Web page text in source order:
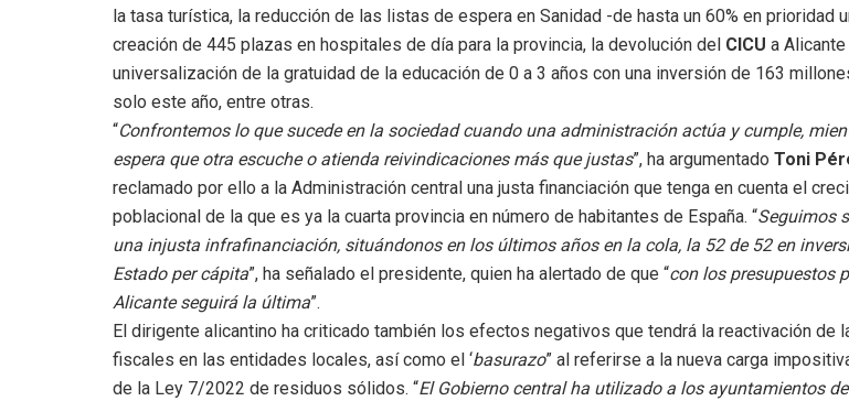
la tasa turística, la reducción de las listas de espera en Sanidad -de hasta un 60% en prioridad
creación de 445 plazas en hospitales de día para la provincia, la devolución del CICU a
universalización de la gratuidad de la educación de 0 a 3 años con una inversión de 163
solo este año, entre otras.
“Confrontemos lo que sucede en la sociedad cuando una administración actúa y cumple,
espera que otra escuche o atienda reivindicaciones más que justas”, ha argumentado Toni
reclamado por ello a la Administración central una justa financiación que tenga en cuenta el
poblacional de la que es ya la cuarta provincia en número de habitantes de España. “Seguimos
una injusta infrafinanciación, situándonos en los últimos años en la cola, la 52 de 52 en
Estado per cápita”, ha señalado el presidente, quien ha alertado de que “con los presupuestos
Alicante seguirá la última”.
El dirigente alicantino ha criticado también los efectos negativos que tendrá la reactivación de
fiscales en las entidades locales, así como el ‘basurazo” al referirse a la nueva carga
de la Ley 7/2022 de residuos sólidos. “El Gobierno central ha utilizado a los ayuntamientos